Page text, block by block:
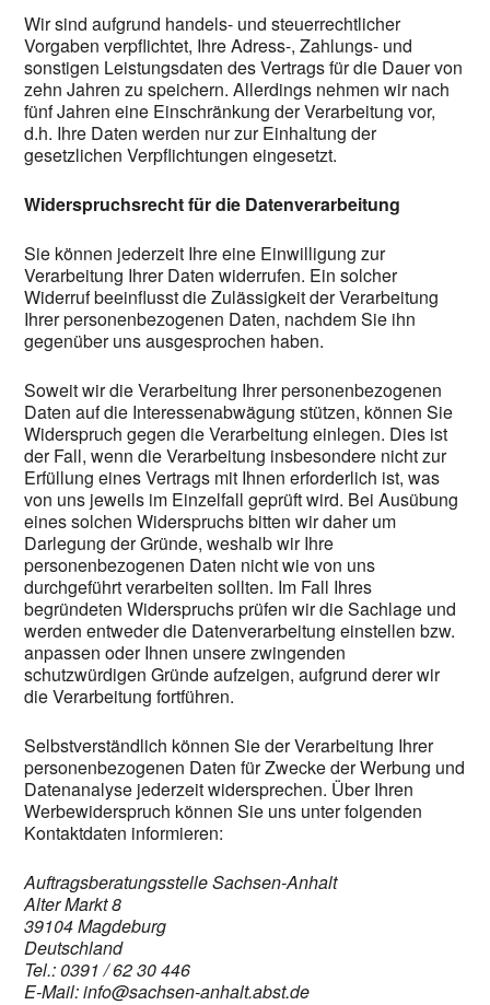
Wir sind aufgrund handels- und steuerrechtlicher
Vorgaben verpflichtet, Ihre Adress-, Zahlungs- und
sonstigen Leistungsdaten des Vertrags für die Dauer von
zehn Jahren zu speichern. Allerdings nehmen wir nach
fünf Jahren eine Einschränkung der Verarbeitung vor,
d.h. Ihre Daten werden nur zur Einhaltung der
gesetzlichen Verpflichtungen eingesetzt.
Widerspruchsrecht für die Datenverarbeitung
Sie können jederzeit Ihre eine Einwilligung zur
Verarbeitung Ihrer Daten widerrufen. Ein solcher
Widerruf beeinflusst die Zulässigkeit der Verarbeitung
Ihrer personenbezogenen Daten, nachdem Sie ihn
gegenüber uns ausgesprochen haben.
Soweit wir die Verarbeitung Ihrer personenbezogenen
Daten auf die Interessenabwägung stützen, können Sie
Widerspruch gegen die Verarbeitung einlegen. Dies ist
der Fall, wenn die Verarbeitung insbesondere nicht zur
Erfüllung eines Vertrags mit Ihnen erforderlich ist, was
von uns jeweils im Einzelfall geprüft wird. Bei Ausübung
eines solchen Widerspruchs bitten wir daher um
Darlegung der Gründe, weshalb wir Ihre
personenbezogenen Daten nicht wie von uns
durchgeführt verarbeiten sollten. Im Fall Ihres
begründeten Widerspruchs prüfen wir die Sachlage und
werden entweder die Datenverarbeitung einstellen bzw.
anpassen oder Ihnen unsere zwingenden
schutzwürdigen Gründe aufzeigen, aufgrund derer wir
die Verarbeitung fortführen.
Selbstverständlich können Sie der Verarbeitung Ihrer
personenbezogenen Daten für Zwecke der Werbung und
Datenanalyse jederzeit widersprechen. Über Ihren
Werbewiderspruch können Sie uns unter folgenden
Kontaktdaten informieren:
Auftragsberatungsstelle Sachsen-Anhalt
Alter Markt 8
39104 Magdeburg
Deutschland
Tel.: 0391 / 62 30 446
E-Mail: info@sachsen-anhalt.abst.de